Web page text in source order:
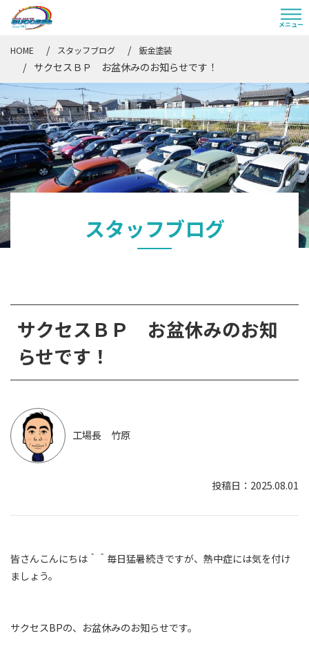
HOME スタッフブログ 鈑金塗装
サクセスＢＰ お盆休みのお知らせです！
スタッフブログ
サクセスＢＰ お盆休みのお知
らせです！
工場長 竹原
2025.08.01
皆さんこんにちは＾＾毎日猛暑続きですが、熱中症には気を付け
ましょう。
サクセスBPの、お盆休みのお知らせです。